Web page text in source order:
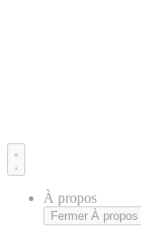
À propos
Fermer À propos